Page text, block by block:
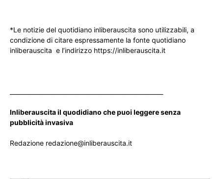
*Le notizie del quotidiano inliberauscita sono utilizzabili, a
condizione di citare espressamente la fonte quotidiano
inliberauscita e l’indirizzo https://inliberauscita.it
Inliberauscita il quodidiano che puoi leggere senza
pubblicità invasiva
Redazione redazione@inliberauscita.it